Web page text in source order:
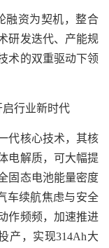
资为契机，整合
研发迭代、产能规
术的双重驱动下领
行业新时代
核心技术，其核
电解质，可大幅提
固态电池能量密度
车续航焦虑与安全
作频频，加速推进
产，实现314Ah大